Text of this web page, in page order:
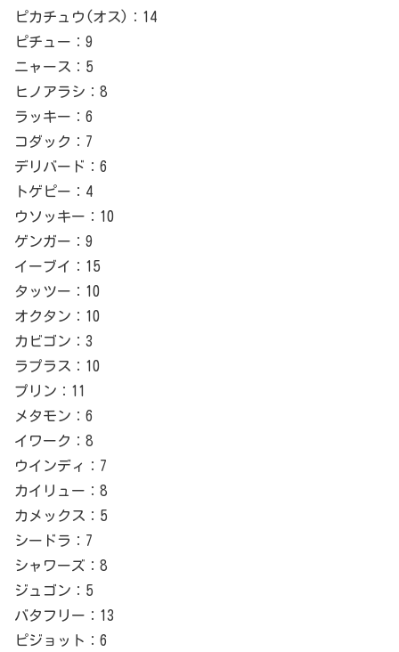
ピカチュウ(オス)：14
ピチュー：9
ニャース：5
ヒノアラシ：8
ラッキー：6
コダック：7
デリバード：6
トゲピー：4
ウソッキー：10
ゲンガー：9
イーブイ：15
タッツー：10
オクタン：10
カビゴン：3
ラプラス：10
プリン：11
メタモン：6
イワーク：8
ウインディ：7
カイリュー：8
カメックス：5
シードラ：7
シャワーズ：8
ジュゴン：5
バタフリー：13
ピジョット：6